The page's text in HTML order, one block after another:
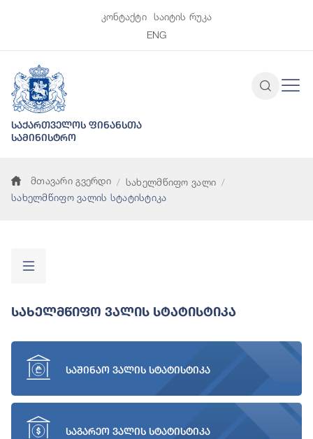
კონტაქტი
საიტის რუკა
ENG
საქართველოს ფინანსთა
სამინისტრო
მთავარი გვერდი
სახელმწიფო ვალი
სახელმწიფო ვალის სტატისტიკა
Სახელმწიფო Ვალის Სტატისტიკა
საშინაო ვალის სტატისტიკა
საგარეო ვალის სტატისტიკა